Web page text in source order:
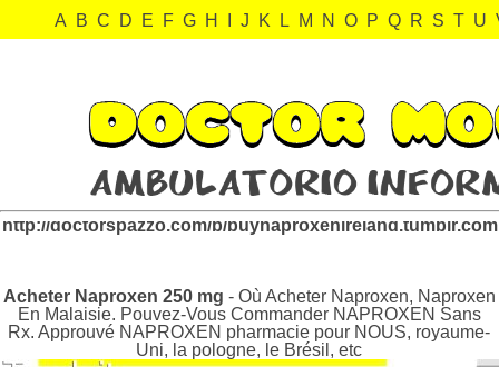
A B C D E F G H J K L M N O P Q R S T U
buynaproxenireland.tumblr.com Revisión:
http://doctorspazzo.com/b/
Acheter Naproxen 250 mg - Où Acheter Naproxen, Naproxen
En Malaisie. Pouvez-Vous Commander NAPROXEN Sans
Rx. Approuvé NAPROXEN pharmacie pour NOUS, royaume-
Uni, la pologne, le Brésil, etc